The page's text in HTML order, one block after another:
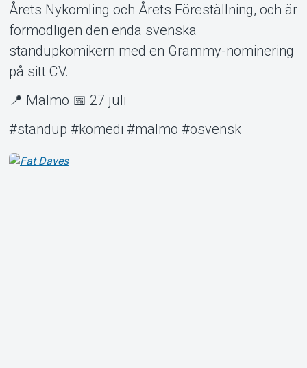
Årets Nykomling och Årets Föreställning, och är
förmodligen den enda svenska
standupkomikern med en Grammy-nominering
på sitt CV.
📍 Malmö 📅 27 juli
#standup #komedi #malmö #osvensk